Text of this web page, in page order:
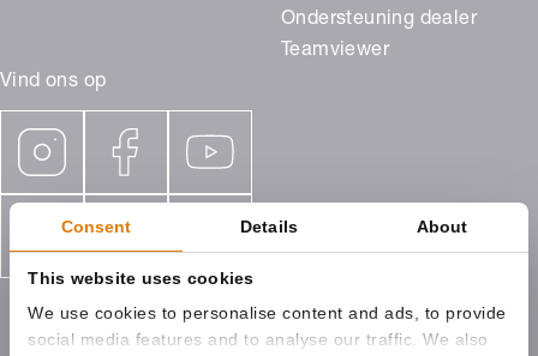
Consent Details About
This website uses cookies
We use cookies to personalise content and ads, to provide
social media features and to analyse our traffic. We also
Vind ons op
Ondersteuning dealer
Teamviewer